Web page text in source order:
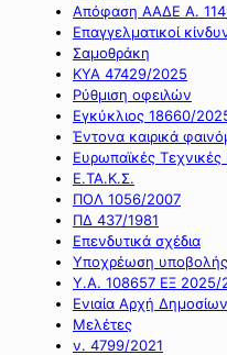
Απόφαση ΑΑΔΕ Α.
Επαγγελματικοί
Σαμοθράκη
ΚΥΑ 47429/2025
Ρύθμιση οφειλών
Εγκύκλιος 18660/
Έντονα καιρικά
Ευρωπαϊκές
Ε.ΤΑ.Κ.Σ.
ΠΟΛ 1056/2007
ΠΔ 437/1981
Επενδυτικά σχέδια
Υποχρέωση υποβολής
Υ.Α. 108657 ΕΞ 2025/
Ενιαία Αρχή
Μελέτες
ν. 4799/2021